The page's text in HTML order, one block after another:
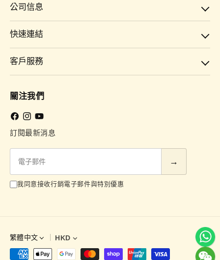
公司信息
快速連結
客戶服務
關注我們
Facebook
Instagram
YouTube
訂閱最新消息
郵我同意接收行銷電子郵件與特別優惠
語
言
繁體中文 HKD